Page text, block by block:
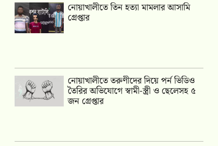
নোয়াখালীতে তিন হত্যা মামলার আসামি
গ্রেপ্তার
নোয়াখালীতে তরুণীদের দিয়ে পর্ন ভিডিও
তৈরির অভিযোগে স্বামী-স্ত্রী ও ছেলেসহ ৫
জন গ্রেপ্তার